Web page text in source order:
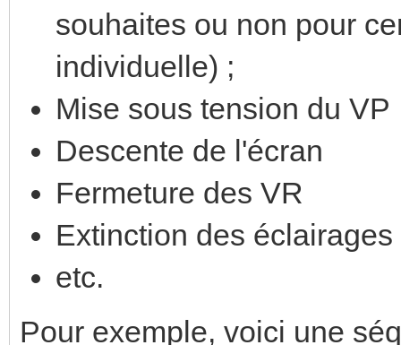
souhaites ou non pour
individuelle) ;
Mise sous tension du VP
Descente de l'écran
Fermeture des VR
Extinction des éclairages
etc.
Pour exemple, voici une